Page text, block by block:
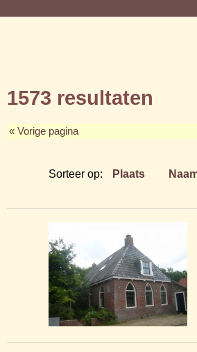
1573 resultaten
« Vorige pagina
Sorteer op: Plaats